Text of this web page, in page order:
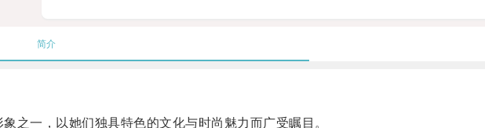
简介
一，以她们独具特色的文化与时尚魅力而广受瞩目。